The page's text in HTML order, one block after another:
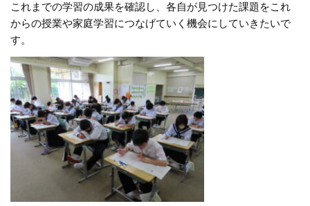
これまでの学習の成果を確認し、各自が見つけた課題をこれ
からの授業や家庭学習につなげていく機会にしていきたいで
す。